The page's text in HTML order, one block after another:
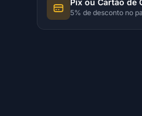
Pix ou Cartão de
5% de desconto no